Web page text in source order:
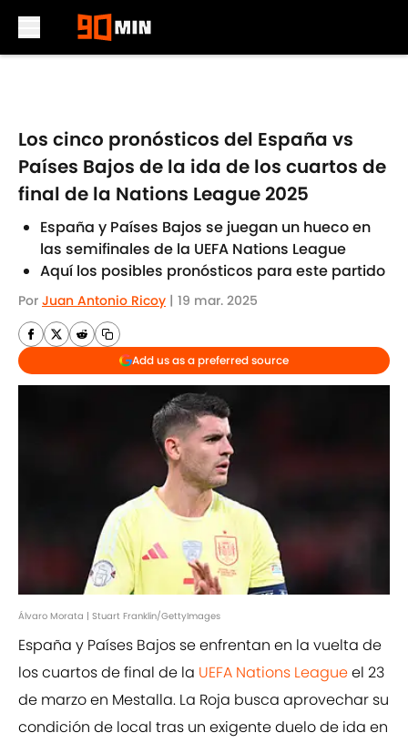
Los cinco pronósticos del España vs
Países Bajos de la ida de los cuartos de
final de la Nations League 2025
España y Países Bajos se juegan un hueco en
las semifinales de la UEFA Nations League
Aquí los posibles pronósticos para este partido
Por Juan Antonio Ricoy | 19 mar. 2025
Add us as a preferred source
Álvaro Morata | Stuart Franklin/GettyImages
España y Países Bajos se enfrentan en la vuelta de
los cuartos de final de la UEFA Nations Leagueel 23
de marzo en Mestalla. La Roja busca aprovechar su
condición de local tras un exigente duelo de ida en